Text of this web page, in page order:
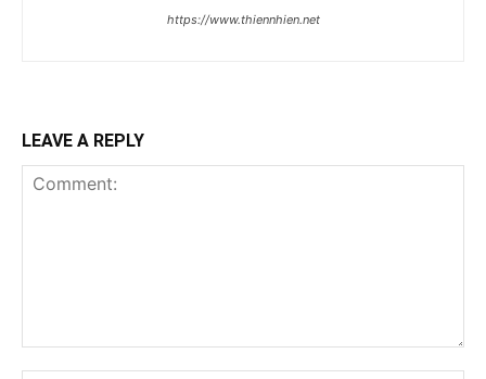
https://www.thiennhien.net
LEAVE A REPLY